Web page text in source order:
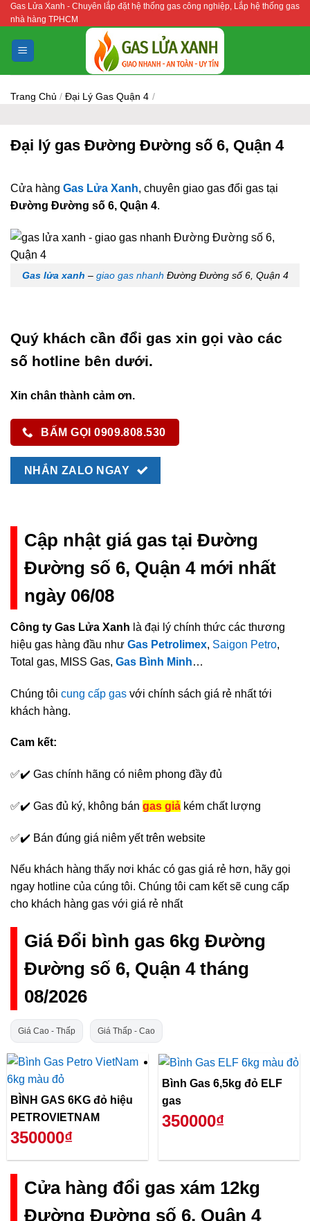
Bỏ
qua
nội
dung
Gas Lửa Xanh - Chuyên lắp đặt hệ thống gas công nghiệp, Lắp hệ thống gas
nhà hàng TPHCM
Trang Chủ / Đại Lý Gas Quận 4 /
Đại lý gas Đường Đường số 6, Quận 4
Cửa hàng Gas Lửa Xanh, chuyên giao gas đổi gas tại
Đường Đường số 6, Quận 4.
Gas lửa xanh – giao gas nhanh Đường Đường số 6, Quận 4
Quý khách cần đổi gas xin gọi vào các
số hotline bên dưới.
Xin chân thành cảm ơn.
BẤM GỌI 0909.808.530
NHẮN ZALO NGAY
Cập nhật giá gas tại Đường
Đường số 6, Quận 4 mới nhất
ngày 06/08
Công ty Gas Lửa Xanh là đại lý chính thức các thương
hiệu gas hàng đầu như Gas Petrolimex, Saigon Petro,
Total gas, MISS Gas, Gas Bình Minh…
Chúng tôi cung cấp gas với chính sách giá rẻ nhất tới
khách hàng.
Cam kết:
✅✔️ Gas chính hãng có niêm phong đầy đủ
✅✔️ Gas đủ ký, không bán gas giả kém chất lượng
✅✔️ Bán đúng giá niêm yết trên website
Nếu khách hàng thấy nơi khác có gas giá rẻ hơn, hãy gọi
ngay hotline của cúng tôi. Chúng tôi cam kết sẽ cung cấp
cho khách hàng gas với giá rẻ nhất
Giá Đổi bình gas 6kg Đường
Đường số 6, Quận 4 tháng
08/2026
Giá Cao - Thấp Giá Thấp - Cao
BÌNH GAS 6KG đỏ hiệu
PETROVIETNAM
350000₫
Bình Gas 6,5kg đỏ ELF
gas
350000₫
Cửa hàng đổi gas xám 12kg
Đường Đường số 6, Quận 4